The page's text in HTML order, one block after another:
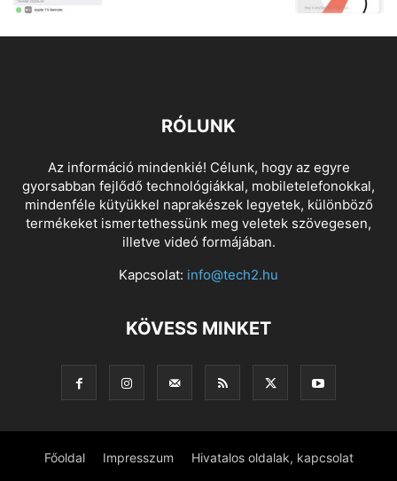
RÓLUNK
Az információ mindenkié! Célunk, hogy az egyre
gyorsabban fejlődő technológiákkal, mobiletelefonokkal,
mindenféle kütyükkel naprakészek legyetek, különböző
termékeket ismertethessünk meg veletek szövegesen,
illetve videó formájában.
Kapcsolat: info@tech2.hu
KÖVESS MINKET
Főoldal Impresszum Hivatalos oldalak, kapcsolat